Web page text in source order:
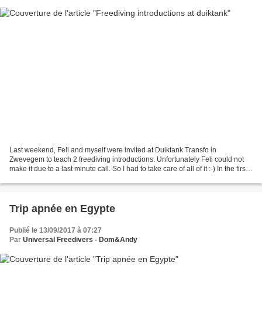
Last weekend, Feli and myself were invited at Duiktank Transfo in
Zwevegem to teach 2 freediving introductions. Unfortunately Feli could not
make it due to a last minute call. So I had to take care of all of it :-) In the first
Trip apnée en Egypte
Publié le 13/09/2017 à 07:27
Par Universal Freedivers - Dom&Andy